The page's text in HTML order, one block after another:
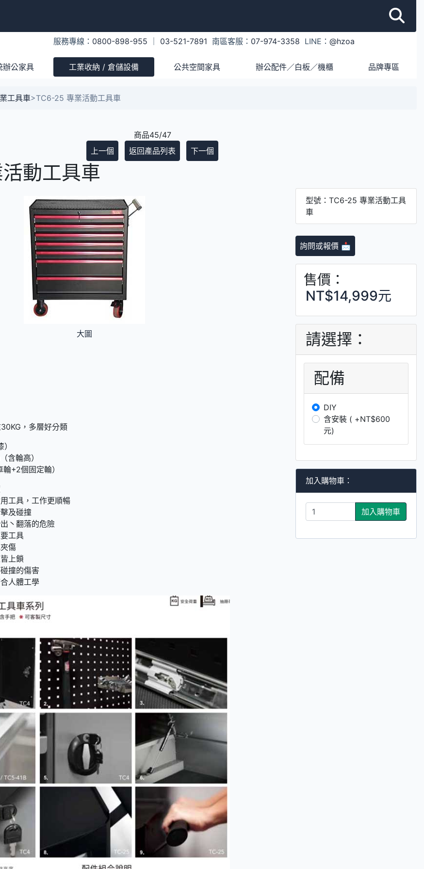
服務專線： 0800-898-955 03-521-7891 南區客服： 07-974-3358 LINE：@hzoa
辦公家具 工業收納 / 倉儲設備 公共空間家具 辦公配件／白板／機櫃 品牌專區
工具車>TC6-25 專業活動工具車
商品45/47
上一個
返回產品列表 下一個
動工具車
大圖
，多層好分類
含輪高）
+2個固定輪）
工具，工作更順暢
及碰撞
丶翻落的危險
工具
傷
上鎖
撞的傷害
人體工學
型號：TC6-25 專業活動工具
車
詢問或報價 📩
售價：
NT$14,999元
請選擇：
配備
DIY
含安裝 ( +NT$600
元)
加入購物車：
加入購物車